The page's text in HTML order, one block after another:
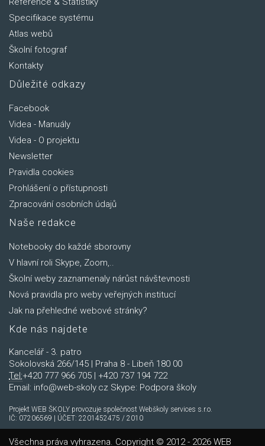
Specifikace systému
Atlas webů
Školní fotograf
Kontakty
Důležité odkazy
Facebook
Videa - Manuály
Videa - O projektu
Newsletter
Pravidla cookies
Prohlášení o přístupnosti
Zpracování osobních údajů
Naše redakce
Notebooky do každé sborovny
V hlavní roli Skype, Zoom,..
Školní weby zaznamenaly nárůst návštevnosti
Nová pravidla pro weby veřejných institucí
Jak na přehledné webové stránky?
Kde nás najdete
Kancelář - 3. patro
Sokolovská 266/145 | Praha 8 - Libeň 180 00
Tel:+420 777 966 705 | +420 737 194 722
Email: info@web-skoly.cz Skype: Podpora školy
Projekt WEB ŠKOLY provozuje společnost Webškoly services s.r.o.
IČ: 07206569 | ÚČET: 2201452475 / 2010
Všechna práva vyhrazena. Copyright © 2012 - 2026 WEB